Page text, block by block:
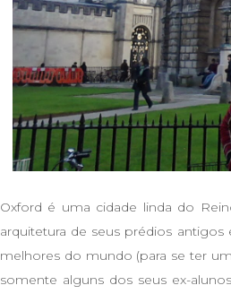
Oxford é uma cidade linda do
arquitetura de seus prédios
melhores do mundo (para se ter
somente alguns dos seus ex-